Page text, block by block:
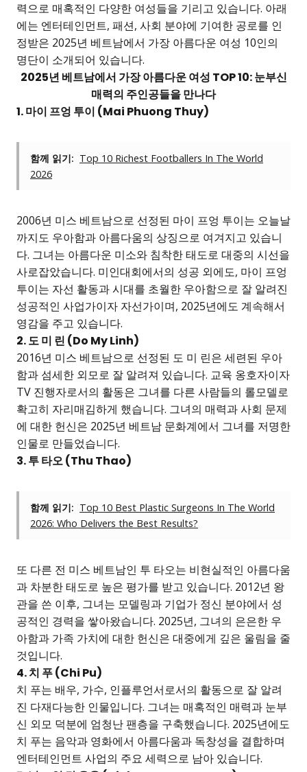
력으로 매혹적인 다양한 여성들을 기리고 있습니다. 아래
에는 엔터테인먼트, 패션, 사회 분야에 기여한 공로를 인
정받은 2025년 베트남에서 가장 아름다운 여성 10인의
명단이 소개되어 있습니다.
2025년 베트남에서 가장 아름다운 여성 TOP 10: 눈부신
매력의 주인공들을 만나다
1. 마이 프엉 투이 (Mai Phuong Thuy)
함께 읽기: Top 10 Richest Footballers In The World
2026
2006년 미스 베트남으로 선정된 마이 프엉 투이는 오늘날
까지도 우아함과 아름다움의 상징으로 여겨지고 있습니
다. 그녀는 아름다운 미소와 침착한 태도로 대중의 시선을
사로잡았습니다. 미인대회에서의 성공 외에도, 마이 프엉
투이는 자선 활동과 시대를 초월한 우아함으로 잘 알려진
성공적인 사업가이자 자선가이며, 2025년에도 계속해서
영감을 주고 있습니다.
2. 도 미 린 (Do My Linh)
2016년 미스 베트남으로 선정된 도 미 린은 세련된 우아
함과 섬세한 외모로 잘 알려져 있습니다. 교육 옹호자이자
TV 진행자로서의 활동은 그녀를 다른 사람들의 롤모델로
확고히 자리매김하게 했습니다. 그녀의 매력과 사회 문제
에 대한 헌신은 2025년 베트남 문화계에서 그녀를 저명한
인물로 만들었습니다.
3. 투 타오 (Thu Thao)
함께 읽기: Top 10 Best Plastic Surgeons In The World
2026: Who Delivers the Best Results?
또 다른 전 미스 베트남인 투 타오는 비현실적인 아름다움
과 차분한 태도로 높은 평가를 받고 있습니다. 2012년 왕
관을 쓴 이후, 그녀는 모델링과 기업가 정신 분야에서 성
공적인 경력을 쌓아왔습니다. 2025년, 그녀의 은은한 우
아함과 가족 가치에 대한 헌신은 대중에게 깊은 울림을 줄
것입니다.
4. 치 푸 (Chi Pu)
치 푸는 배우, 가수, 인플루언서로서의 활동으로 잘 알려
진 다재다능한 인물입니다. 그녀는 매혹적인 매력과 눈부
신 외모 덕분에 엄청난 팬층을 구축했습니다. 2025년에도
치 푸는 음악과 영화에서 아름다움과 독창성을 결합하며
엔터테인먼트 사업의 주요 세력으로 남아 있습니다.